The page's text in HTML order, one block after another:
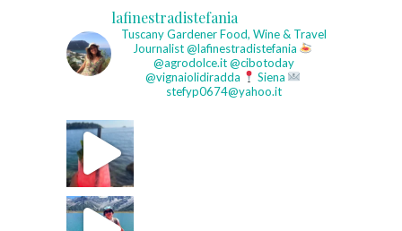
lafinestradistefania
Tuscany GardenerFood, Wine & Travel
Journalist@lafinestradistefania
@agrodolce.it @cibotoday
@vignaiolidiradda
Siena
stefyp0674@yahoo.it